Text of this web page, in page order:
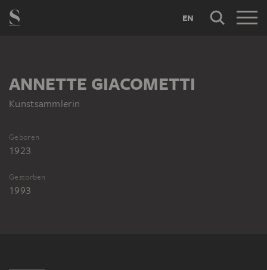
EN
ANNETTE GIACOMETTI
Kunstsammlerin
Geboren
1923
Gestorben
1993